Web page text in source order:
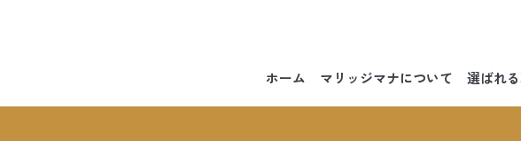
ホーム マリッジマナについて 選ばれ